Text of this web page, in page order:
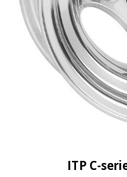
ITP C-